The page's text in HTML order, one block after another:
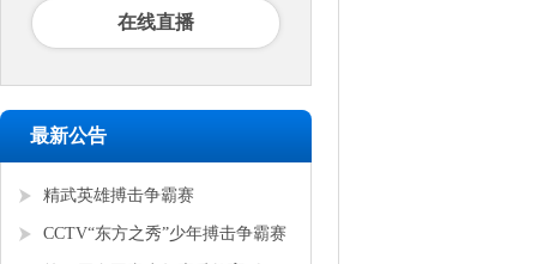
在线直播
最新公告
精武英雄搏击争霸赛
CCTV“东方之秀”少年搏击争霸赛